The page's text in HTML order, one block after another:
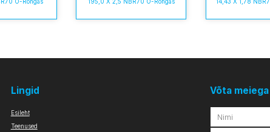
O-Rõngas 195,0 X 2,5 NBR70 O-Rõngas 14,43 X 1,78
Lingid
Esileht
Teenused
Võta